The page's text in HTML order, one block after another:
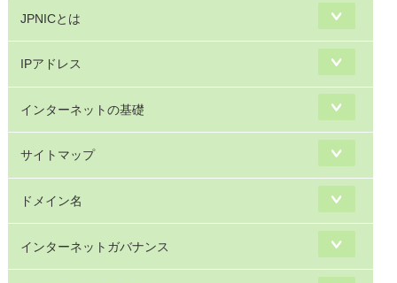
JPNICとは
IPアドレス
インターネットの基礎
サイトマップ
ドメイン名
インターネットガバナンス